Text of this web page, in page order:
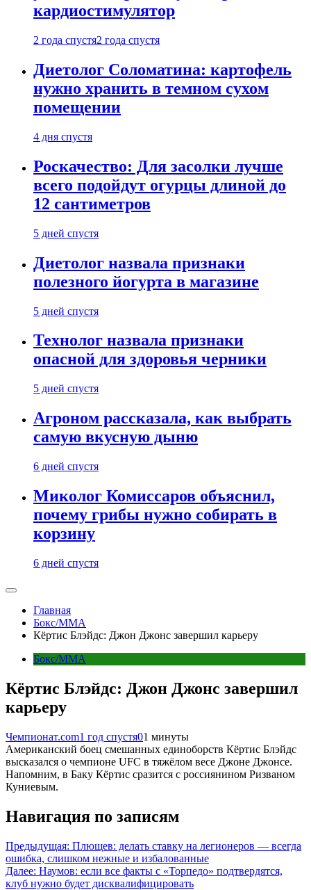
кардиостимулятор
2 года спустя2 года спустя
Диетолог Соломатина: картофель
нужно хранить в темном сухом
помещении
4 дня спустя
Роскачество: Для засолки лучше
всего подойдут огурцы длиной до
12 сантиметров
5 дней спустя
Диетолог назвала признаки
полезного йогурта в магазине
5 дней спустя
Технолог назвала признаки
опасной для здоровья черники
5 дней спустя
Агроном рассказала, как выбрать
самую вкусную дыню
6 дней спустя
Миколог Комиссаров объяснил,
почему грибы нужно собирать в
корзину
6 дней спустя
Главная
Бокс/MMA
Кёртис Блэйдс: Джон Джонс завершил карьеру
Бокс/MMA
Кёртис Блэйдс: Джон Джонс завершил
карьеру
Чемпионат.com1 год спустя01 минуты
Американский боец смешанных единоборств Кёртис Блэйдс
высказался о чемпионе UFC в тяжёлом весе Джоне Джонсе.
Напомним, в Баку Кёртис сразится с россиянином Ризваном
Куниевым.
Навигация по записям
Предыдущая: Плющев: делать ставку на легионеров — всегда
ошибка, слишком нежные и избалованные
Далее: Наумов: если все факты с «Торпедо» подтвердятся,
клуб нужно будет дисквалифицировать